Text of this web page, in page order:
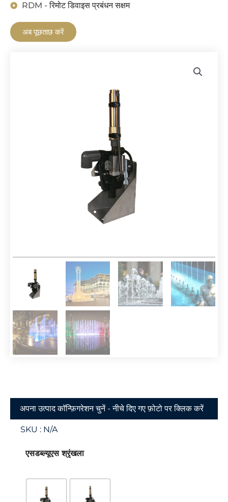
RDM - रिमोट डिवाइस प्रबंधन सक्षम
अब पूछताछ करें
अपना उत्पाद कॉन्फ़िगरेशन चुनें - नीचे दिए गए फ़ोटो पर क्लिक करें
SKU : N/A
एसडब्ल्यूएस श्रृंखला